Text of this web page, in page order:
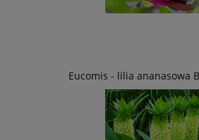
Eucomis - lilia ananasowa